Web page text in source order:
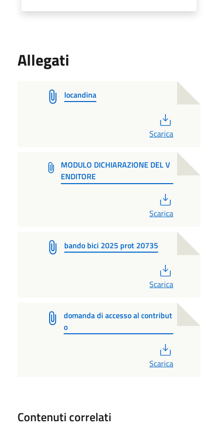
Allegati
locandina
Scarica
MODULO DICHIARAZIONE DEL V
ENDITORE
Scarica
bando bici 2025 prot 20735
Scarica
domanda di accesso al contribut
o
Scarica
Contenuti correlati